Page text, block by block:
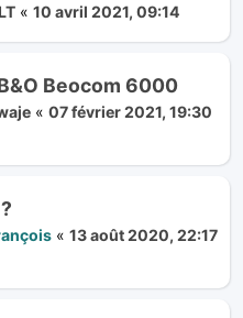
« 10 avril 2021, 09:14
Beocom 6000
« 07 février 2021, 19:30
« 13 août 2020, 22:17